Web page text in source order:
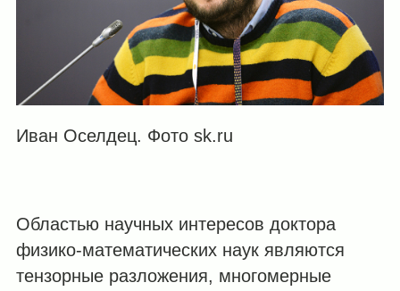
Иван Оселдец. Фото sk.ru
Областью научных интересов доктора
физико-математических наук являются
тензорные разложения, многомерные